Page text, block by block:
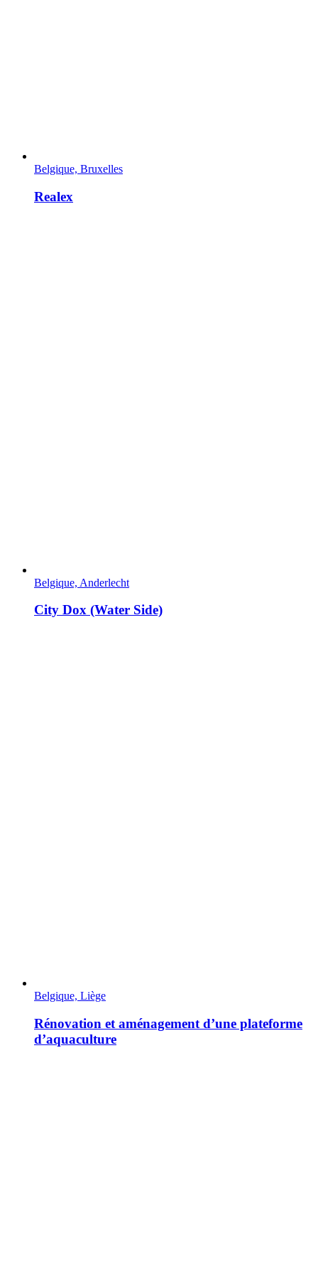
Belgique, Bruxelles
Realex
Belgique, Anderlecht
City Dox (Water Side)
Belgique, Liège
Rénovation et aménagement d’une plateforme
d’aquaculture